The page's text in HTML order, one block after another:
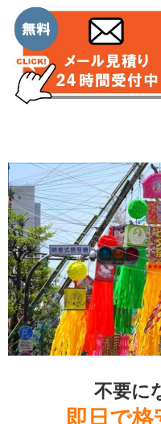
不要に
即日で格